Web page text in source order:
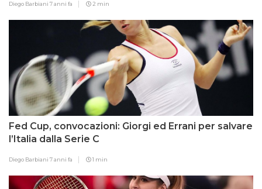
Diego Barbiani 7 anni fa 2 min
Fed Cup, convocazioni: Giorgi ed Errani per salvare
l’Italia dalla Serie C
Diego Barbiani 7 anni fa 1 min